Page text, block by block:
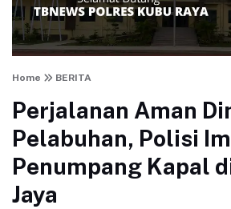
Home BERITA
Perjalanan Aman
Pelabuhan, Polisi
Penumpang Kapal
Jaya